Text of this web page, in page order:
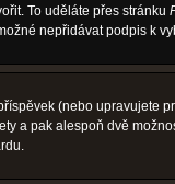
To uděláte přes stránku
nepřidávat podpis k
(nebo upravujete
a pak alespoň dvě